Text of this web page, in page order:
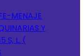
MENAJE
Y
S, L. (